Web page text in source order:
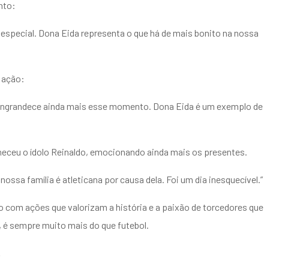
Dona Eida representa o que há de mais bonito na nossa
ainda mais esse momento. Dona Eida é um exemplo de
o ídolo Reinaldo, emocionando ainda mais os presentes.
família é atleticana por causa dela. Foi um dia inesquecível.”
ações que valorizam a história e a paixão de torcedores que
sempre muito mais do que futebol.